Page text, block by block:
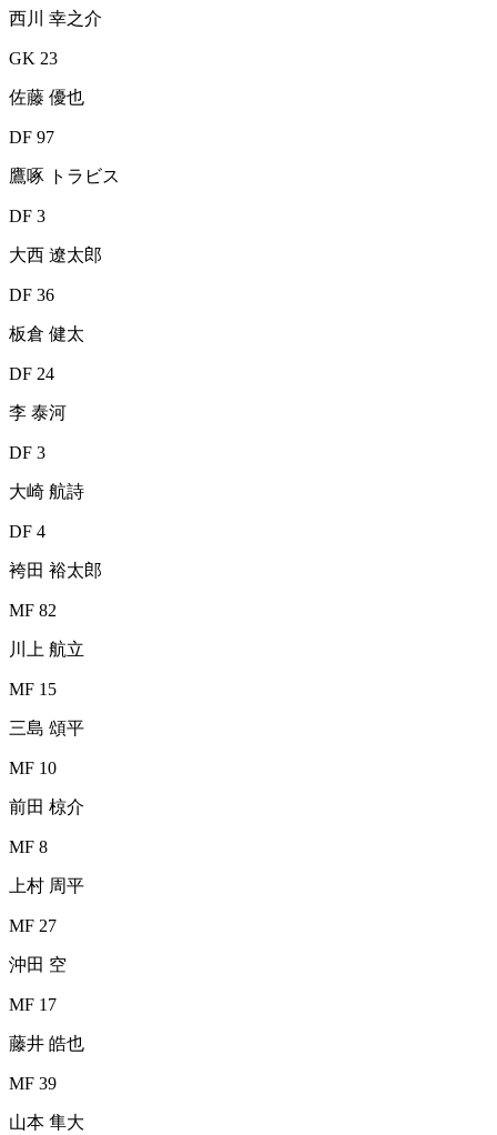
西川 幸之介
GK 23
佐藤 優也
DF 97
鷹啄 トラビス
DF 3
大西 遼太郎
DF 36
板倉 健太
DF 24
李 泰河
DF 3
大崎 航詩
DF 4
袴田 裕太郎
MF 82
川上 航立
MF 15
三島 頌平
MF 10
前田 椋介
MF 8
上村 周平
MF 27
沖田 空
MF 17
藤井 皓也
MF 39
山本 隼大